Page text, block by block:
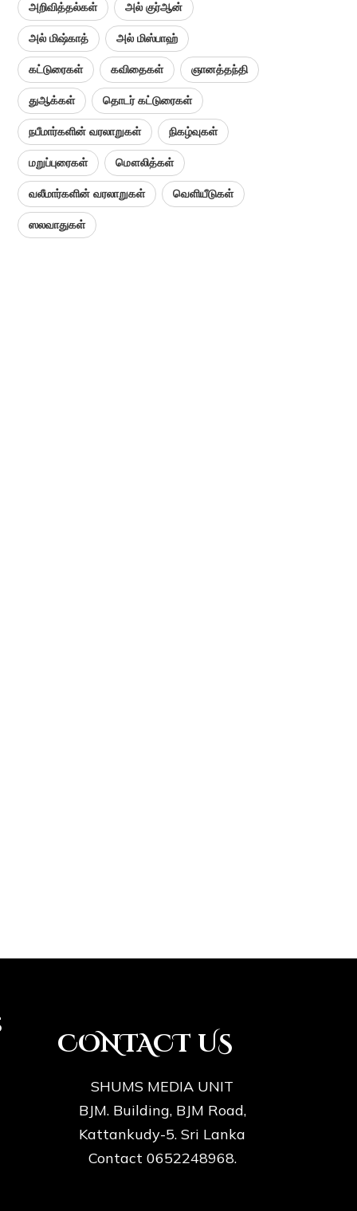
அறிவித்தல்கள் அல் குர்ஆன்
அல் மிஷ்காத் அல் மிஸ்பாஹ்
கட்டுரைகள் கவிதைகள் ஞானத்தந்தி
துஆக்கள் தொடர் கட்டுரைகள்
நபீமார்களின் வரலாறுகள் நிகழ்வுகள்
மறுப்புரைகள் மௌலித்கள்
வலீமார்களின் வரலாறுகள் வெளியீடுகள்
ஸலவாதுகள்
CONTACT US
SHUMS MEDIA UNIT
BJM. Building, BJM Road,
Kattankudy-5. Sri Lanka
Contact 0652248968.